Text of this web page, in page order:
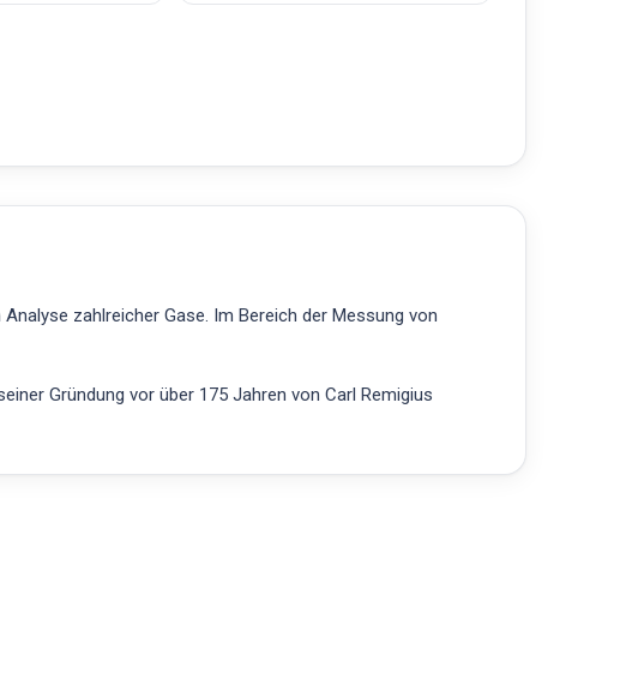
zahlreicher Gase. Im Bereich der Messung von
Gründung vor über 175 Jahren von Carl Remigius